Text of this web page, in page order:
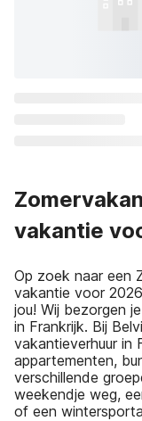
vakantie
Op zoek naar een
vakantie voor
jou! Wij bezorgen
in Frankrijk. Bij
vakantieverhuur in
appartementen,
verschillende
weekendje weg,
of een